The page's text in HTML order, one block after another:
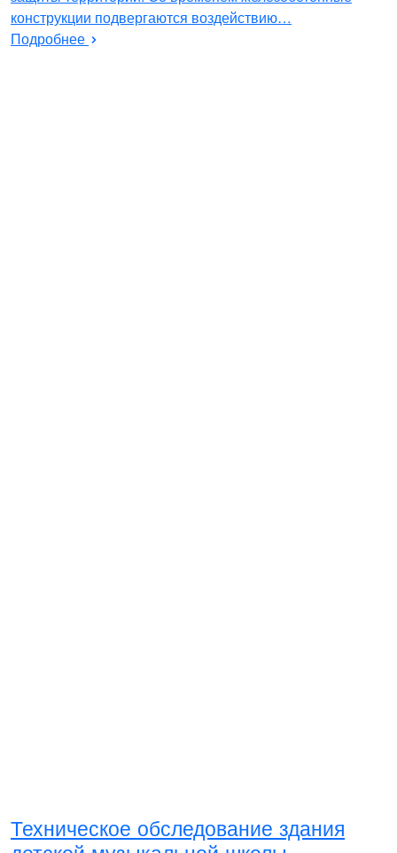
конструкции подвергаются воздействию…
Подробнее
Техническое обследование здания